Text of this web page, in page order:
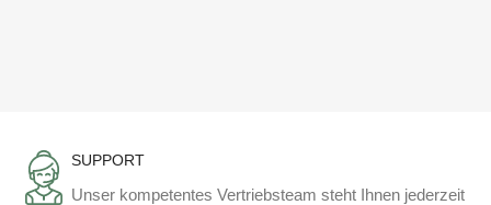
SUPPORT
Unser kompetentes Vertriebsteam steht Ihnen jederzeit